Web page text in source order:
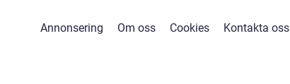
Annonsering Om oss Cookies Kontakta oss